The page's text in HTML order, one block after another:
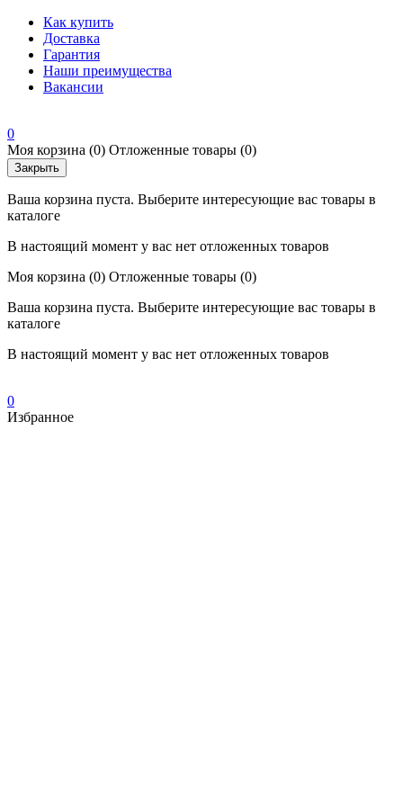
Как купить
Доставка
Гарантия
Наши преимущества
Вакансии
0
Моя корзина (0) Отложенные товары (0)
Закрыть
Ваша корзина пуста. Выберите интересующие вас товары в
каталоге
В настоящий момент у вас нет отложенных товаров
Моя корзина (0) Отложенные товары (0)
Ваша корзина пуста. Выберите интересующие вас товары в
каталоге
В настоящий момент у вас нет отложенных товаров
0
Избранное